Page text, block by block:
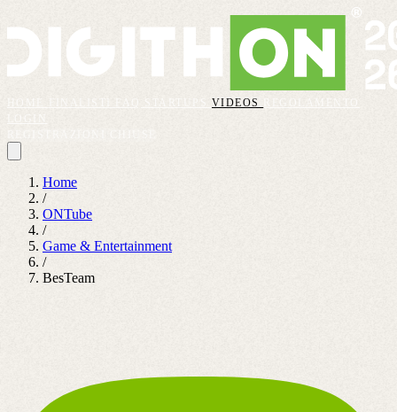
VIDEOS
REGOLAMENTO
Home
/
ONTube
/
Game & Entertainment
/
BesTeam